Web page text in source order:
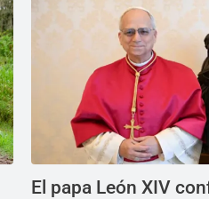
El papa León XIV